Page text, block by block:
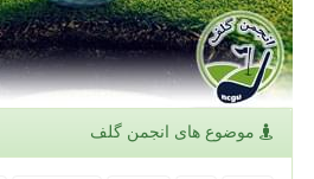
موضوع های انجمن گلف